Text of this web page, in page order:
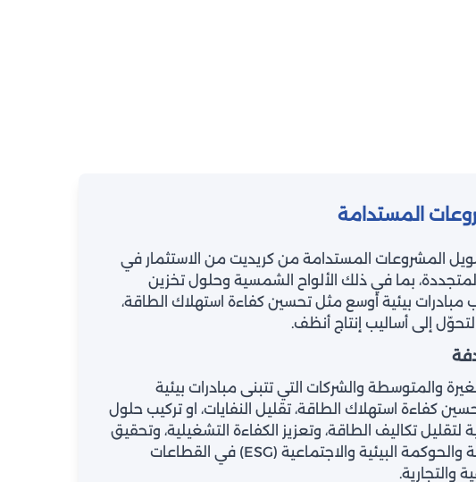
المستدامة
المشروعات المستدامة من كريديت من الاستثمار في
بما في ذلك الألواح الشمسية وحلول تخزين
مبادرات بيئية أوسع مثل تحسين كفاءة استهلاك الطاقة،
التحوّل إلى أساليب إنتاج أنظف.
والمتوسطة والشركات التي تتبنى مبادرات بيئية
كفاءة استهلاك الطاقة، تقليل النفايات، او تركيب حلول
لتقليل تكاليف الطاقة، وتعزيز الكفاءة التشغيلية، وتحقيق
أهداف الاستدامة والحوكمة البيئية والاجتماعية (ESG) في القطاعات
والتجارية.